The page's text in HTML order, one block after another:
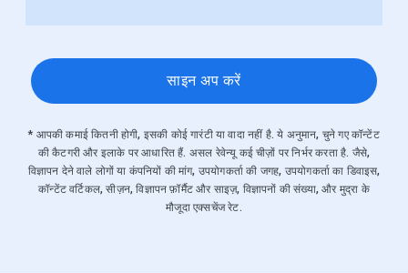
साइन अप करें
* आपकी कमाई कितनी होगी, इसकी कोई गारंटी या वादा नहीं है. ये अनुमान, चुने गए कॉन्टेंट
की कैटगरी और इलाके पर आधारित हैं. असल रेवेन्यू कई चीज़ों पर निर्भर करता है. जैसे,
विज्ञापन देने वाले लोगों या कंपनियों की मांग, उपयोगकर्ता की जगह, उपयोगकर्ता का डिवाइस,
कॉन्टेंट वर्टिकल, सीज़न, विज्ञापन फ़ॉर्मैट और साइज़, विज्ञापनों की संख्या, और मुद्रा के
मौजूदा एक्सचेंज रेट.